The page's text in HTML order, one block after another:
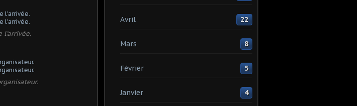
l'arrivée.
Avril 22
Mars 8
Février 5
Janvier 4